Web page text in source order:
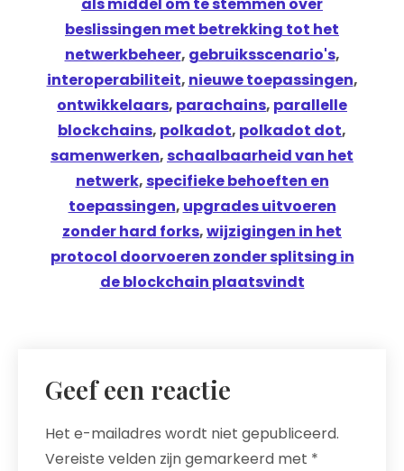
beslissingen met betrekking tot het
netwerkbeheer, gebruiksscenario's,
interoperabiliteit, nieuwe toepassingen,
ontwikkelaars, parachains, parallelle
blockchains, polkadot, polkadot dot,
samenwerken,schaalbaarheid van het
netwerk,specifieke behoeften en
toepassingen, upgrades uitvoeren
zonder hard forks,wijzigingen in het
protocol doorvoeren zonder splitsing in
de blockchain plaatsvindt
Geef een reactie
Het e-mailadres wordt niet gepubliceerd.
Vereiste velden zijn gemarkeerd met *